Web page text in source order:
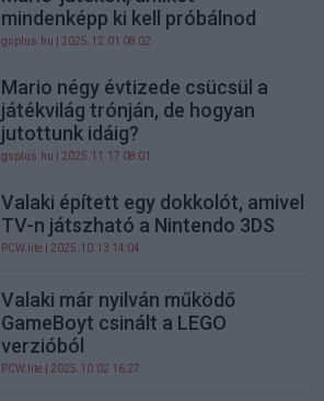
mindenképp ki kell próbálnod
gsplus.hu | 2025.12.01 08:02
Mario négy évtizede csücsül a
játékvilág trónján, de hogyan
jutottunk idáig?
gsplus.hu | 2025.11.17 08:01
Valaki épített egy dokkolót, amivel
TV-n játszható a Nintendo 3DS
PCW.lite | 2025.10.13 14:04
Valaki már nyilván működő
GameBoyt csinált a LEGO
verzióból
PCW.lite | 2025.10.02 16:27